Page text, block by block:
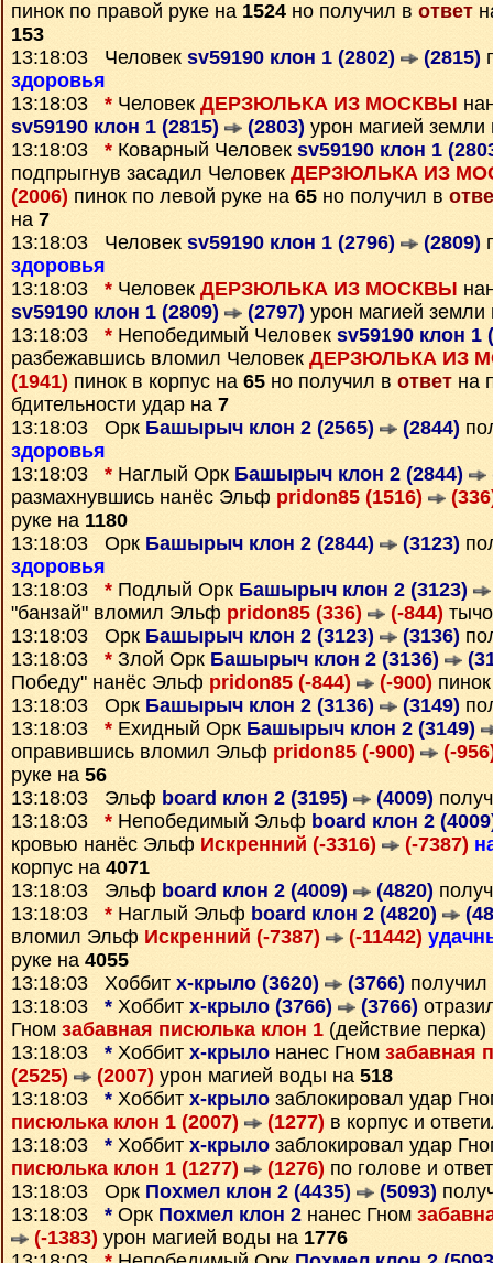
пинок по правой руке на 1524 но получил в ответ
153
13:18:03 Человек sv59190 клон 1 (2802) (2815)
здоровья
13:18:03 * Человек ДЕРЗЮЛЬКА ИЗ МОСКВЫ
sv59190 клон 1 (2815)
(2803) урон магией
13:18:03 * Коварный Человек sv59190 клон 1
подпрыгнув засадил Человек ДЕРЗЮЛЬКА ИЗ
(2006) пинок по левой руке на 65 но получил в
на 7
13:18:03 Человек sv59190 клон 1 (2796) (2809)
здоровья
13:18:03 * Человек ДЕРЗЮЛЬКА ИЗ МОСКВЫ
sv59190 клон 1 (2809)
(2797) урон магией
13:18:03 * Непобедимый Человек sv59190 клон 1
разбежавшись вломил Человек ДЕРЗЮЛЬКА ИЗ
(1941) пинок в корпус на 65 но получил в ответ на
бдительности удар на 7
13:18:03 Орк Башырыч клон 2 (2565) (2844)
здоровья
13:18:03 * Наглый Орк Башырыч клон 2 (2844)
размахнувшись нанёс Эльф pridon85 (1516)
руке на 1180
13:18:03 Орк Башырыч клон 2 (2844) (3123)
здоровья
13:18:03 * Подлый Орк Башырыч клон 2 (3123)
"банзай" вломил Эльф pridon85 (336) (-844)
13:18:03 Орк Башырыч клон 2 (3123) (3136)
13:18:03 * Злой Орк Башырыч клон 2 (3136)
Победу" нанёс Эльф pridon85 (-844) (-900)
13:18:03 Орк Башырыч клон 2 (3136) (3149)
13:18:03 * Ехидный Орк Башырыч клон 2 (3149)
оправившись вломил Эльф pridon85 (-900)
(-
руке на 56
13:18:03 Эльф board клон 2 (3195) (4009)
13:18:03 * Непобедимый Эльф board клон 2
кровью нанёс Эльф Искренний (-3316) (-7387)
корпус на 4071
13:18:03 Эльф board клон 2 (4009) (4820)
13:18:03 * Наглый Эльф board клон 2 (4820)
вломил Эльф Искренний (-7387) (-11442)
руке на 4055
13:18:03 Хоббит х-крыло (3620) (3766)
13:18:03 * Хоббит х-крыло (3766) (3766)
Гном забавная писюлька клон 1 (действие перка)
13:18:03 * Хоббит х-крыло нанес Гном забавная
(2525)
(2007) урон магией воды на 518
13:18:03 * Хоббит х-крыло заблокировал удар
писюлька клон 1 (2007)
(1277) в корпус и
13:18:03 * Хоббит х-крыло заблокировал удар
писюлька клон 1 (1277)
(1276) по голове и
13:18:03 Орк Похмел клон 2 (4435) (5093)
13:18:03 * Орк Похмел клон 2 нанес Гном
(-1383) урон магией воды на 1776